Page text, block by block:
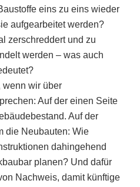
eins zu eins wieder
aufgearbeitet werden?
zerschreddert und zu
werden – was auch
wenn wir über
Auf der einen Seite
Auf der
die Neubauten: Wie
dahingehend
planen? Und dafür
Nachweis, damit künftige